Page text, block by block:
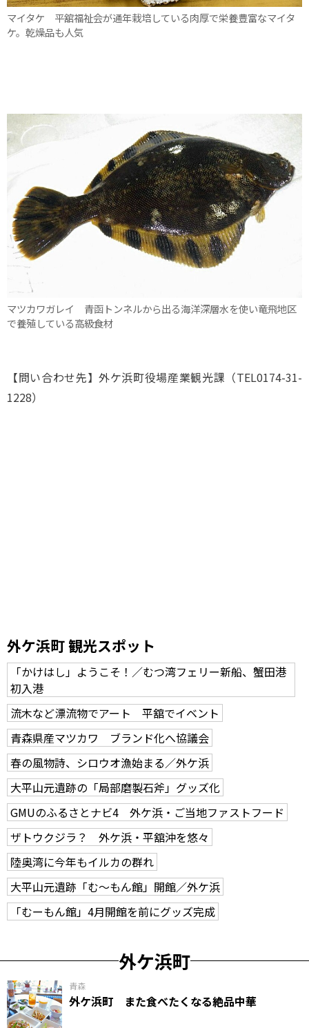
マイタケ 平舘福祉会が通年栽培している肉厚で栄養豊富なマイタ
ケ。乾燥品も人気
マツカワガレイ 青函トンネルから出る海洋深層水を使い竜飛地区
で養殖している高級食材
【問い合わせ先】外ケ浜町役場産業観光課（TEL0174-31-
1228）
外ケ浜町 観光スポット
「かけはし」ようこそ！／むつ湾フェリー新船、蟹田港
初入港
流木など漂流物でアート 平舘でイベント
青森県産マツカワ ブランド化へ協議会
春の風物詩、シロウオ漁始まる／外ケ浜
大平山元遺跡の「局部磨製石斧」グッズ化
GMUのふるさとナビ4 外ケ浜・ご当地ファストフード
ザトウクジラ？ 外ケ浜・平舘沖を悠々
陸奥湾に今年もイルカの群れ
大平山元遺跡「む～もん館」開館／外ケ浜
「むーもん館」4月開館を前にグッズ完成
外ケ浜町
青森
外ケ浜町 また食べたくなる絶品中華